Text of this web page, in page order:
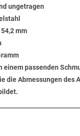
ungetragen
mm
einem passenden
die Abmessungen des